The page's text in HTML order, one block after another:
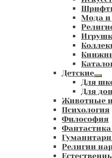
Мода и
Детские
Для
Для
Животные
Психология
Философия
Религии